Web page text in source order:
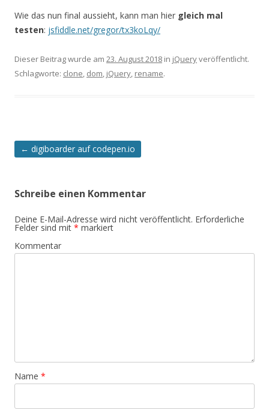
Wie das nun final aussieht, kann man hier gleich mal
testen: jsfiddle.net/gregor/tx3koLqy/
Dieser Beitrag wurde am 23. August 2018 in jQueryveröffentlicht.
Schlagworte: clone, dom, jQuery, rename.
Artikel-
← digiboarder auf codepen.io
Schreibe einen Kommentar
Deine E-Mail-Adresse wird nicht veröffentlicht. Erforderliche
Felder sind mit * markiert
Kommentar
Name *